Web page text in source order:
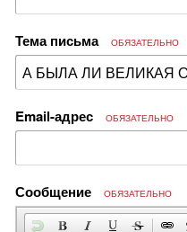
Тема письма ОБЯЗАТЕЛЬНО
Email-адрес ОБЯЗАТЕЛЬНО
Сообщение ОБЯЗАТЕЛЬНО